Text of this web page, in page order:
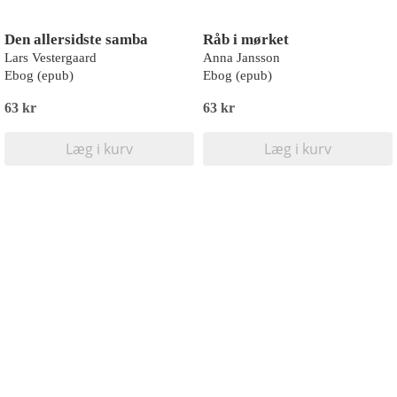
Den allersidste samba
Lars Vestergaard
Ebog (epub)
63 kr
Læg i kurv
Råb i mørket
Anna Jansson
Ebog (epub)
63 kr
Læg i kurv